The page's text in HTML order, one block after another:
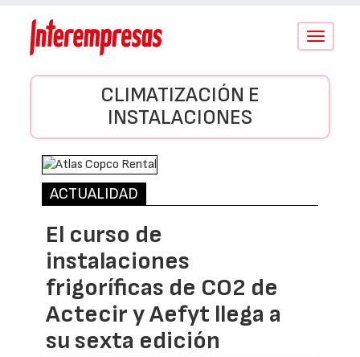
Conmutar
CLIMATIZACIÓN E
INSTALACIONES
ACTUALIDAD
El curso de
instalaciones
frigoríficas de CO2 de
Actecir y Aefyt llega a
su sexta edición